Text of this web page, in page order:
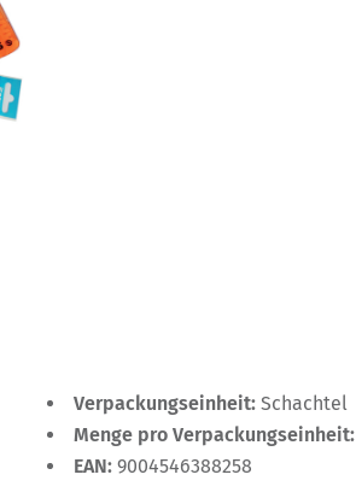
Verpackungseinheit: Schachtel
Menge pro Verpackungseinheit:
EAN: 9004546388258